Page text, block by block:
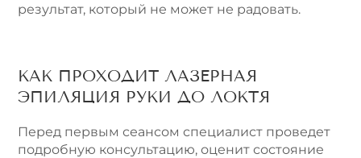
результат, который не может не радовать.
КАК ПРОХОДИТ ЛАЗЕРНАЯ
ЭПИЛЯЦИЯ РУКИ ДО ЛОКТЯ
Перед первым сеансом специалист проведет
подробную консультацию, оценит состояние